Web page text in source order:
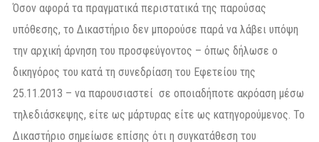
Όσον αφορά τα πραγματικά περιστατικά της παρούσας
υπόθεσης, το Δικαστήριο δεν μπορούσε παρά να λάβει υπόψη
την αρχική άρνηση του προσφεύγοντος – όπως δήλωσε ο
δικηγόρος του κατά τη συνεδρίαση του Εφετείου της
25.11.2013 – να παρουσιαστεί σε οποιαδήποτε ακρόαση μέσω
τηλεδιάσκεψης, είτε ως μάρτυρας είτε ως κατηγορούμενος. Το
Δικαστήριο σημείωσε επίσης ότι η συγκατάθεση του